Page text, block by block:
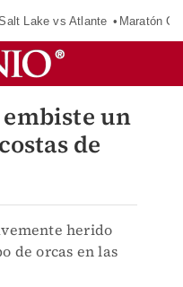
Lake vs Atlante Maratón
un
de
herido
de orcas en las